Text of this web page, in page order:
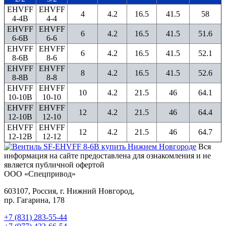
EHVFF
4-4B
EHVFF
4-4
4 4.2 16.5 41.5
58
EHVFF
6-6B
EHVFF
6-6
6 4.2 16.5 41.5
51.6
EHVFF
8-6B
EHVFF
8-6
6 4.2 16.5 41.5
52.1
EHVFF
8-8B
EHVFF
8-8
8 4.2 16.5 41.5
52.6
EHVFF
10-10B
EHVFF
10-10
10 4.2 21.5 46
64.1
EHVFF
12-10B
EHVFF
12-10
12 4.2 21.5 46
64.4
EHVFF
12-12B
EHVFF
12-12
12 4.2 21.5 46
64.7
Вся
информация на сайте предоставлена для ознакомления и не
является публичной офертой
ООО «Спецпривод»
603107, Россия, г. Нижний Новгород,
пр. Гагарина, 178
+7 (831) 283-55-44